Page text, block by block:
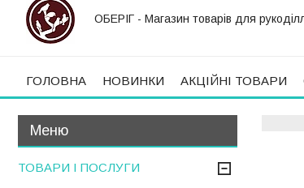
ОБЕРІГ - Магазин товарів для
ГОЛОВНА НОВИНКИ АКЦІЙНІ ТОВАРИ
ТОВАРИ І ПОСЛУГИ